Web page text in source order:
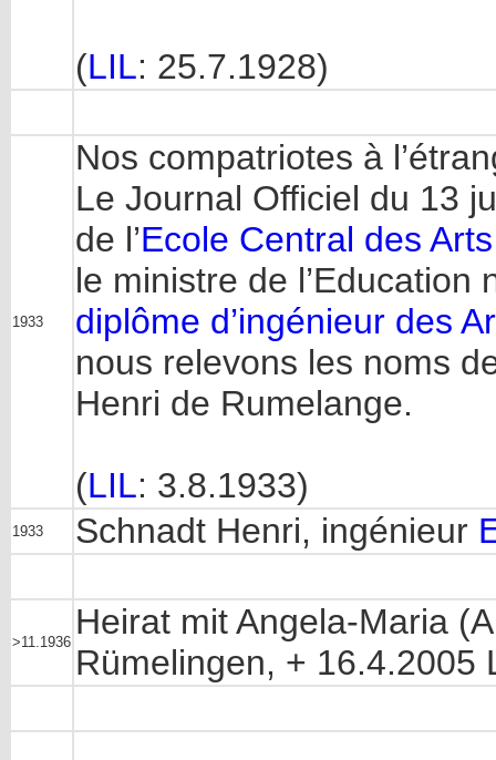
(LIL: 25.7.1928)
1933
Nos compatriotes à
Le Journal Officiel du 13
de l’Ecole Central des
le ministre de
diplôme d’ingénieur des
nous relevons les noms
Henri de Rumelange.
(LIL: 3.8.1933)
1933 Schnadt Henri, ingénieur
>11.1936
Heirat mit Angela-Maria
Rümelingen, + 16.4.2005